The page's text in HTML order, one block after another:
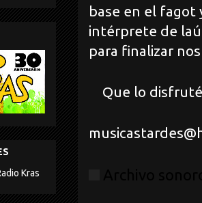
base en el fagot
intérprete de
para finalizar
Que lo
Kras